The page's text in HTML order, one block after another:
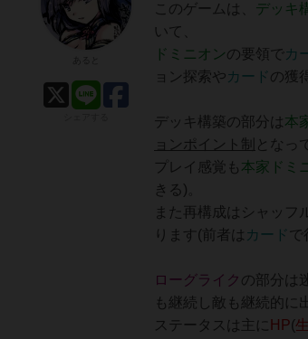
このゲームは、 デッキ
いて、
ドミニオンの要領で カ
ョン探索やカードの獲
デッキ構築の部分は 本
ョンポイント制 となっ
プレイ感覚も 本家ドミ
きる)。
また再構成はシャッフ
ります(前者は カードで
ローグライク の部分は
も継続し敵も継続的に
ステータスは主に
HP(